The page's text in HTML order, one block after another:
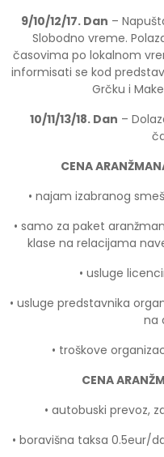
9/10/12/17. Dan –
Slobodno vreme.
časovima po lokalnom
informisati se kod
Grčku i
10/11/13/18. Dan –
CENA
• najam izabranog
• samo za paket
klase na relacijama
• usluge
• usluge predstavnika
na
• troškove
CENA
• autobuski prevoz,
• boravišna taksa 0.5eur/